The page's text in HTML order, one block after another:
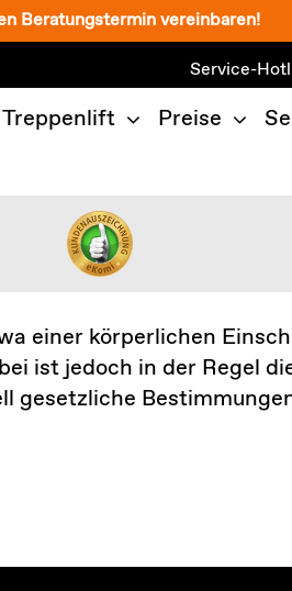
Beratungstermin vereinbaren!
Service-
Treppenlift Preise
einer körperlichen
ist jedoch in der Regel
gesetzliche